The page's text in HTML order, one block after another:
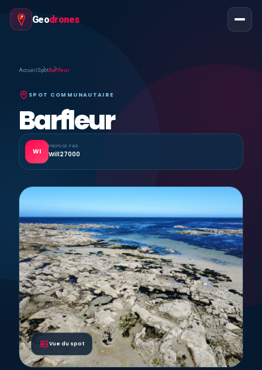
Geodrones
Accueil SpotBarfleur
SPOT COMMUNAUTAIRE
Barfleur
WI
PROPOSÉ PAR
Will27000
Vue du spot